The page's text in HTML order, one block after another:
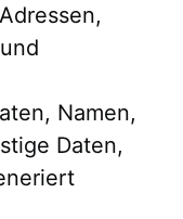
Namen,
Daten,